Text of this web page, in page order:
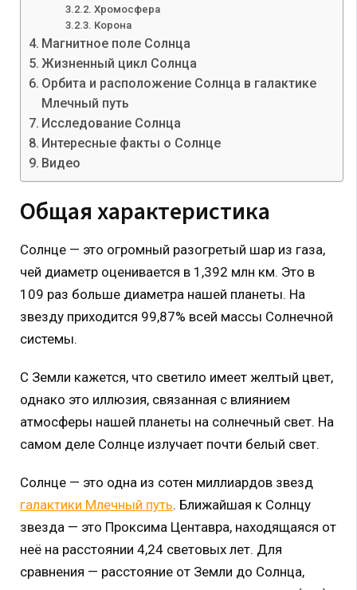
Хромосфера
Корона
Магнитное поле Солнца
Жизненный цикл Солнца
Орбита и расположение Солнца в галактике
Млечный путь
Исследование Солнца
Интересные факты о Солнце
Видео
Общая характеристика
Солнце — это огромный разогретый шар из газа,
чей диаметр оценивается в 1,392 млн км. Это в
109 раз больше диаметра нашей планеты. На
звезду приходится 99,87% всей массы Солнечной
системы.
С Земли кажется, что светило имеет желтый цвет,
однако это иллюзия, связанная с влиянием
атмосферы нашей планеты на солнечный свет. На
самом деле Солнце излучает почти белый свет.
Солнце — это одна из сотен миллиардов звезд
галактики Млечный путь. Ближайшая к Солнцу
звезда — это Проксима Центавра, находящаяся от
неё на расстоянии 4,24 световых лет. Для
сравнения — расстояние от Земли до Солнца,